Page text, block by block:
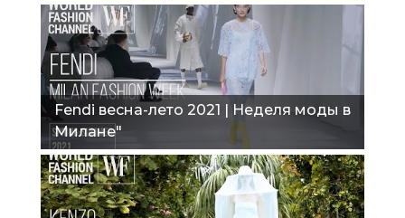
Fendi весна-лето 2021 | Неделя моды в
Милане"